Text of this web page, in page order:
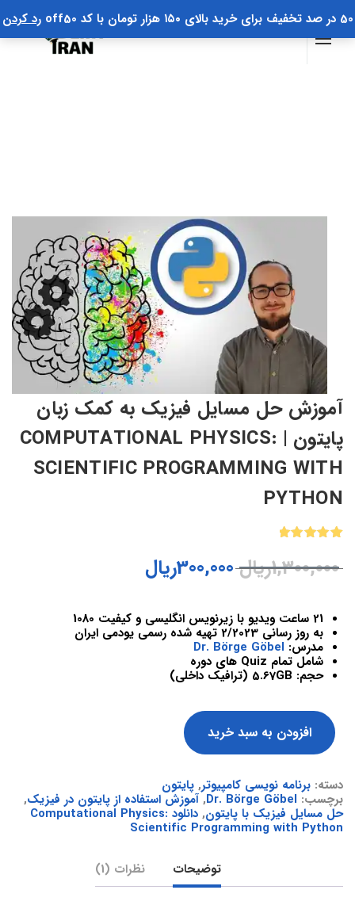
50 در صد تخفیف برای خرید بالای ۱۵۰ هزار تومان با کد off50 رد کردن
آموزش حل مسایل فیزیک به کمک زبان
پایتون | COMPUTATIONAL PHYSICS:
SCIENTIFIC PROGRAMMING WITH
PYTHON
از 5
در
1,300,000ریال 300,000ریال
21 ساعت ویدیو با زیرنویس انگلیسی و کیفیت 1080
به روز رسانی 2/2023 تهیه شده رسمی یودمی ایران
مدرس: Dr. Börge Göbel
شامل تمام Quiz های دوره
حجم: 5.67GB (ترافیک داخلی)
افزودن به سبد خرید
دسته: برنامه نویسی کامپیوتر, پایتون
برچسب: Dr. Börge Göbel
, آموزش استفاده از پایتون در فیزیک,
حل مسایل فیزیک با پایتون, دانلود Computational Physics:
Scientific Programming with Python
توضیحات نظرات (1)